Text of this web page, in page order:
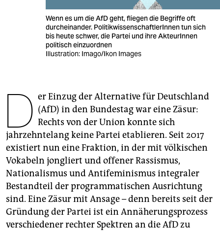
veranstaltungen
genossenschaft
epaper login
Wenn es um die AfD geht, fliegen die Begriffe oft
durcheinander. PolitikwissenschaftlerInnen tun sich
bis heute schwer, die Partei und ihre AkteurInnen
politisch einzuordnen
Illustration: Imago/Ikon Images
D er Einzug der Alternative für Deutschland
(AfD) in den Bundestag war eine Zäsur:
Rechts von der Union konnte sich
jahrzehntelang keine Partei etablieren. Seit 2017
existiert nun eine Fraktion, in der mit völkischen
Vokabeln jongliert und offener Rassismus,
Nationalismus und Antifeminismus integraler
Bestandteil der programmatischen Ausrichtung
sind. Eine Zäsur mit Ansage – denn bereits seit der
Gründung der Partei ist ein Annäherungsprozess
verschiedener rechter Spektren an die AfD zu